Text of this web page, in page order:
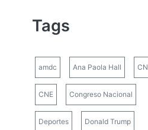
Tags
amdc Ana Paola Hall CN
CNE Congreso Nacional
Deportes Donald Trump